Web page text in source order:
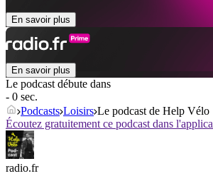
En savoir plus
En savoir plus
Le podcast débute dans
- 0 sec.
Podcasts Loisirs Le podcast de Help Vélo
Écoutez gratuitement ce podcast dans
radio.fr